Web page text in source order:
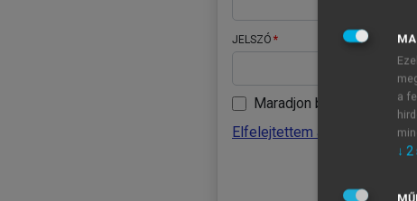
JELSZÓ
Maradjon belépve
Elfelejtettem a jelszavamat
a
↓ 2